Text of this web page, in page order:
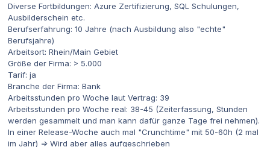
Diverse Fortbildungen: Azure Zertifizierung, SQL Schulungen,
Ausbilderschein etc.
Berufserfahrung: 10 Jahre (nach Ausbildung also "echte"
Berufsjahre)
Arbeitsort: Rhein/Main Gebiet
Größe der Firma: > 5.000
Tarif: ja
Branche der Firma: Bank
Arbeitsstunden pro Woche laut Vertrag: 39
Arbeitsstunden pro Woche real: 38-45 (Zeiterfassung, Stunden
werden gesammelt und man kann dafür ganze Tage frei nehmen).
In einer Release-Woche auch mal "Crunchtime" mit 50-60h (2 mal
im Jahr) => Wird aber alles aufgeschrieben